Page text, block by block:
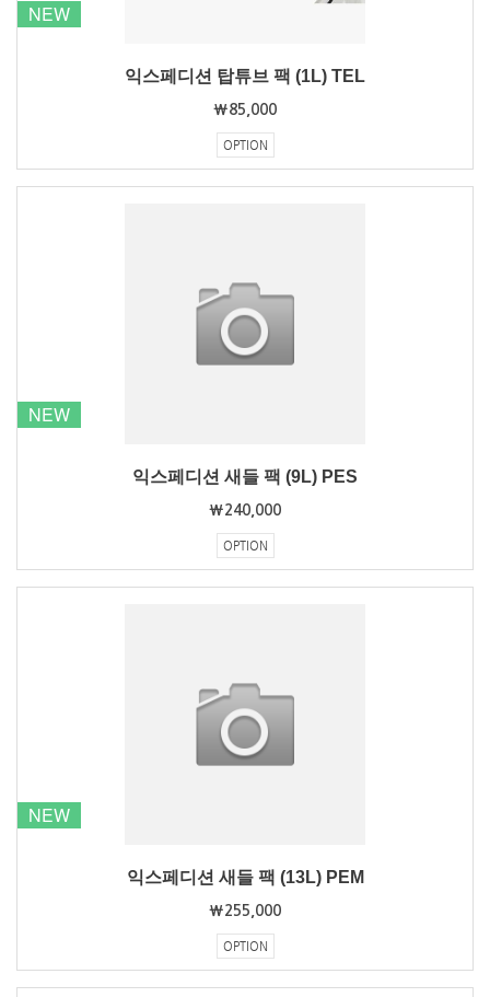
NEW
익스페디션 탑튜브 팩 (1L) TEL
₩85,000
OPTION
NEW
익스페디션 새들 팩 (9L) PES
₩240,000
OPTION
NEW
익스페디션 새들 팩 (13L) PEM
₩255,000
OPTION